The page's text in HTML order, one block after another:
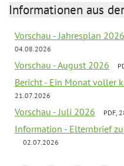
Informationen aus
Vorschau - Jahresplan
04.08.2026
Vorschau - August 2026
Bericht - Ein Monat voller
21.07.2026
Vorschau - Juli 2026 PDF,
Information - Elternbrief
02.07.2026